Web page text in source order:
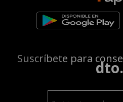
Suscríbete para